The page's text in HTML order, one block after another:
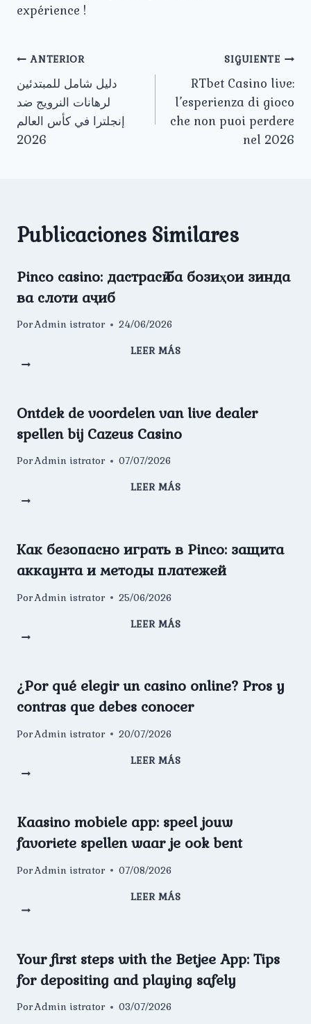
expérience !
Navegación
de
entradas
ANTERIOR
دليل شامل للمبتدئين
لرهانات النرويج ضد
إنجلترا في كأس العالم
2026
SIGUIENTE
RTbet Casino live:
l’esperienza di gioco
che non puoi perdere
nel 2026
Publicaciones Similares
Pinco casino: дастрасӣ ба бозиҳои зинда
ва слоти аҷиб
PorAdmin istrator 24/06/2026
LEER MÁS
Pinco
ба
зинда
слоти
Ontdek de voordelen van live dealer
spellen bij Cazeus Casino
PorAdmin istrator 07/07/2026
LEER MÁS
Ontdek
van
dealer
bij
Casino
Как безопасно играть в Pinco: защита
аккаунта и методы платежей
PorAdmin istrator 25/06/2026
LEER MÁS
Как
в
Pinco:
защита
и
платежей
¿Por qué elegir un casino online? Pros y
contras que debes conocer
PorAdmin istrator 20/07/2026
LEER MÁS
¿Por
un
online?
y
que
Kaasino mobiele app: speel jouw
favoriete spellen waar je ook bent
PorAdmin istrator 07/08/2026
LEER MÁS
Kaasino
speel
favoriete
waar
Your first steps with the Betjee App: Tips
for depositing and playing safely
PorAdmin istrator 03/07/2026